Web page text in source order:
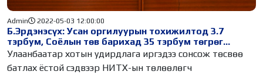
Б.Эрдэнэсүх: Усан оргилуурын тохижилтод 3.7
тэрбум, Соёлын төв барихад 35 тэрбум төгрөг
зарцуулах шаардлагатай юу
Admin 2022-05-03 12:00:00
Улаанбаатар хотын удирдлага иргэдээ сонсож төсвөө
батлах ёстой сэдвээр НИТХ-ын төлөөлөгч